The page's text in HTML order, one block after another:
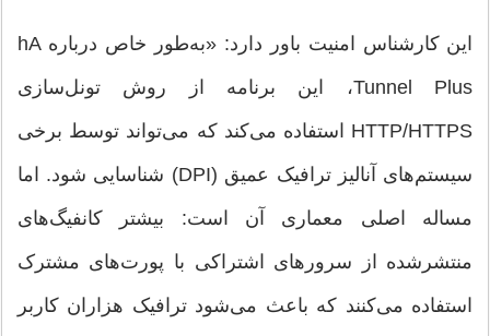
این کارشناس امنیت باور دارد: «به‌طور خاص درباره hA
Tunnel Plus، این برنامه از روش تونل‌سازی
HTTP/HTTPS استفاده می‌کند که می‌تواند توسط برخی
سیستم‌های آنالیز ترافیک عمیق (DPI) شناسایی شود. اما
مساله اصلی معماری آن است: بیشتر کانفیگ‌های
منتشرشده از سرورهای اشتراکی با پورت‌های مشترک
استفاده می‌کنند که باعث می‌شود ترافیک هزاران کاربر